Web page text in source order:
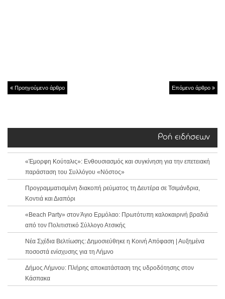
Προηγούμενο άρθρο Επόμενο άρθρο
Ροή ειδήσεων
«Έμορφη Κούταλις»: Ενθουσιασμός και συγκίνηση για την επετειακή
παράσταση του Συλλόγου «Νόστος»
Προγραμματισμένη διακοπή ρεύματος τη Δευτέρα σε Τσιμάνδρια,
Κοντιά και Διαπόρι
«Beach Party» στον Άγιο Ερμόλαο: Πρωτότυπη καλοκαιρινή βραδιά
από τον Πολιτιστικό Σύλλογο Ατσικής
Νέα Σχέδια Βελτίωσης: Δημοσιεύθηκε η Κοινή Απόφαση | Αυξημένα
ποσοστά ενίσχυσης για τη Λήμνο
Δήμος Λήμνου: Πλήρης αποκατάσταση της υδροδότησης στον
Κάσπακα